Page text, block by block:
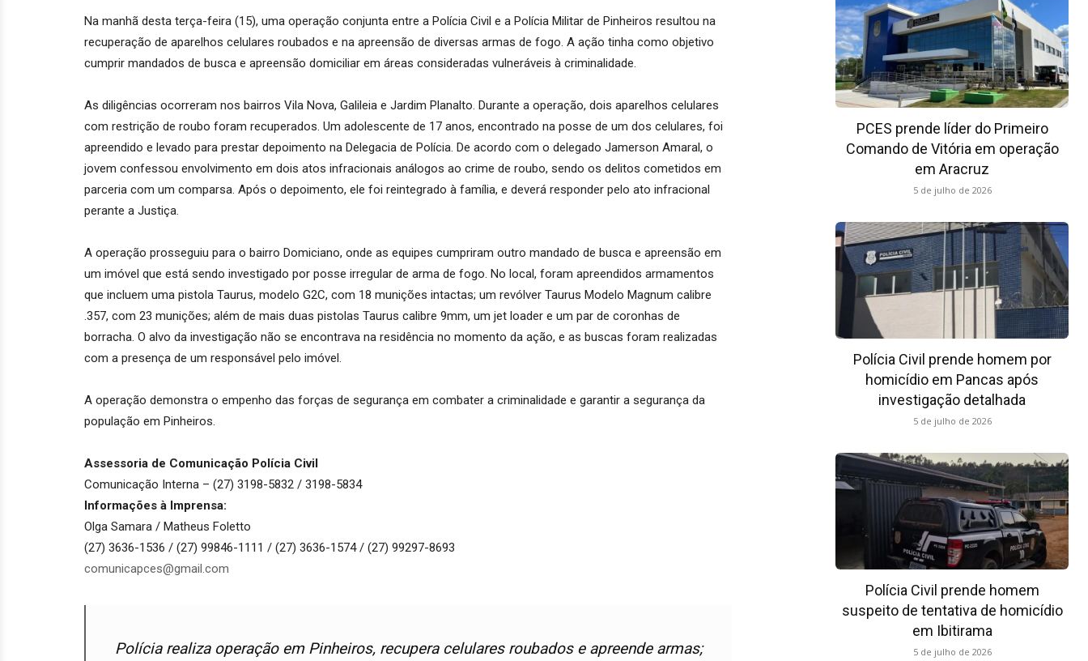
Na manhã desta terça-feira (15), uma operação conjunta entre a Polícia Civil e a Polícia Militar de Pinheiros resultou na
recuperação de aparelhos celulares roubados e na apreensão de diversas armas de fogo. A ação tinha como objetivo
cumprir mandados de busca e apreensão domiciliar em áreas consideradas vulneráveis à criminalidade.
As diligências ocorreram nos bairros Vila Nova, Galileia e Jardim Planalto. Durante a operação, dois aparelhos celulares
com restrição de roubo foram recuperados. Um adolescente de 17 anos, encontrado na posse de um dos celulares, foi
apreendido e levado para prestar depoimento na Delegacia de Polícia. De acordo com o delegado Jamerson Amaral, o
jovem confessou envolvimento em dois atos infracionais análogos ao crime de roubo, sendo os delitos cometidos em
parceria com um comparsa. Após o depoimento, ele foi reintegrado à família, e deverá responder pelo ato infracional
perante a Justiça.
A operação prosseguiu para o bairro Domiciano, onde as equipes cumpriram outro mandado de busca e apreensão em
um imóvel que está sendo investigado por posse irregular de arma de fogo. No local, foram apreendidos armamentos
que incluem uma pistola Taurus, modelo G2C, com 18 munições intactas; um revólver Taurus Modelo Magnum calibre
.357, com 23 munições; além de mais duas pistolas Taurus calibre 9mm, um jet loader e um par de coronhas de
borracha. O alvo da investigação não se encontrava na residência no momento da ação, e as buscas foram realizadas
com a presença de um responsável pelo imóvel.
A operação demonstra o empenho das forças de segurança em combater a criminalidade e garantir a segurança da
população em Pinheiros.
Assessoria de Comunicação Polícia Civil
Comunicação Interna – (27) 3198-5832 / 3198-5834
Informações à Imprensa:
Olga Samara / Matheus Foletto
(27) 3636-1536 / (27) 99846-1111 / (27) 3636-1574 / (27) 99297-8693
comunicapces@gmail.com
Polícia realiza operação em Pinheiros, recupera celulares roubados e apreende armas;
PCES prende líder do Primeiro
Comando de Vitória em operação
em Aracruz
5 de julho de 2026
Polícia Civil prende homem por
homicídio em Pancas após
investigação detalhada
5 de julho de 2026
Polícia Civil prende homem
suspeito de tentativa de homicídio
em Ibitirama
5 de julho de 2026